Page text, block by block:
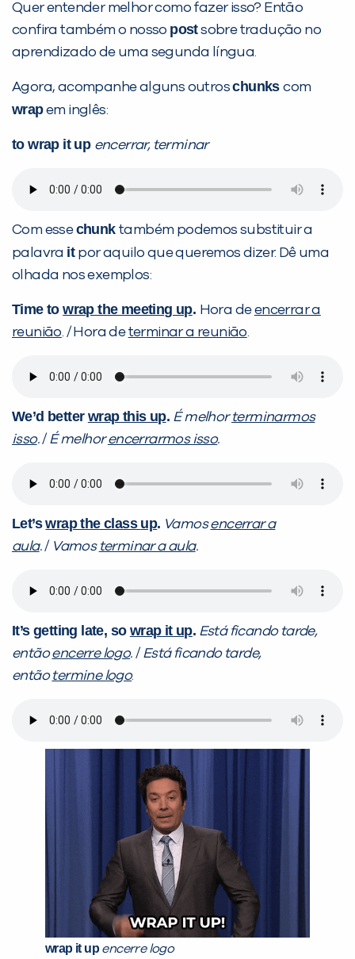
Quer entender melhor como fazer isso? Então
confira também o nosso postsobre tradução no
aprendizado de uma segunda língua.
Agora, acompanhe alguns outroschunkscom
wrapem inglês:
to wrap it up encerrar, terminar
Com essechunktambém podemos substituir a
palavra it por aquilo que queremos dizer. Dê uma
olhada nos exemplos:
Time towrap the meeting up. Hora deencerrar a
reunião. / Hora determinar a reunião.
We’d better wrap this up. É melhorterminarmos
isso./ É melhorencerrarmos isso.
Let’swrap the class up. Vamosencerrar a
aula./ Vamos terminar a aula.
It’s getting late, so wrap it up. Está ficando tarde,
entãoencerre logo. / Está ficando tarde,
entãotermine logo.
wrap it up encerre logo